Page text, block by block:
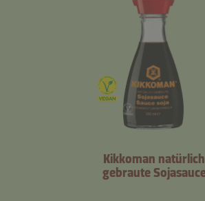
Kikkoman natürlich
gebraute